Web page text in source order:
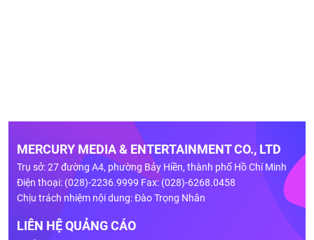
MERCURY MEDIA & ENTERTAINMENT CO., LTD
Trụ sở: 27 đường A4, phường Bảy Hiền, thành phố Hồ Chí Minh
Điện thoại: (028)-2236.9999 Fax: (028)-6268.0458
Chịu trách nhiệm nội dung: Đào Trọng Nhân
LIÊN HỆ QUẢNG CÁO